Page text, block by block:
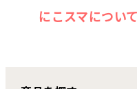
お客さまの声
にこスマについ